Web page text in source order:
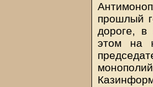
прошлый
дороге, в
этом на